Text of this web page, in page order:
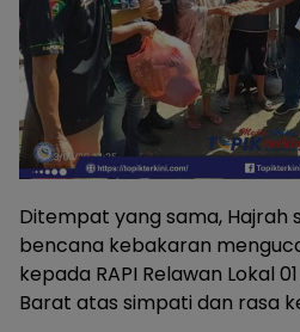
Ditempat yang sama, Hajrah
bencana kebakaran
kepada RAPI Relawan Lokal
Barat atas simpati dan rasa